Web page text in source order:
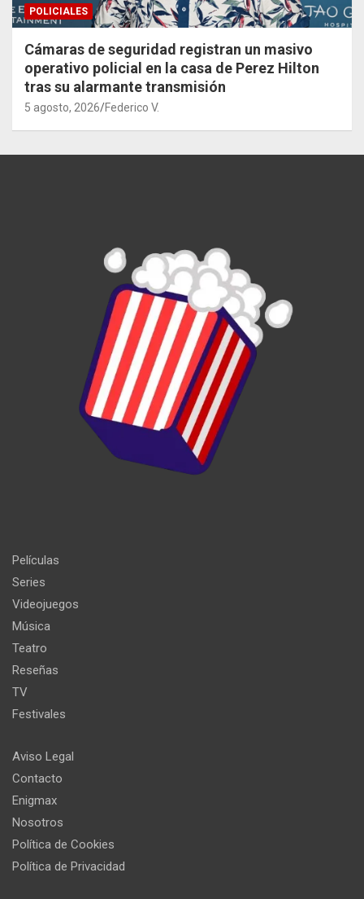
POLICIALES
Cámaras de seguridad registran un masivo
operativo policial en la casa de Perez Hilton
tras su alarmante transmisión
5 agosto, 2026 Federico V.
Películas
Series
Videojuegos
Música
Teatro
Reseñas
TV
Festivales
Aviso Legal
Contacto
Enigmax
Nosotros
Política de Cookies
Política de Privacidad